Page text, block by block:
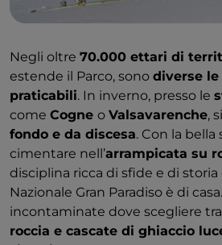
Negli oltre 70.000 ettari di
estende il Parco, sono diverse
praticabili. In inverno, presso le
come Cogne o Valsavarenche,
fondo e da discesa. Con la
cimentare nell’arrampicata su
disciplina ricca di sfide e di storia
Nazionale Gran Paradiso è di
incontaminate dove scegliere tra
roccia e cascate di ghiaccio